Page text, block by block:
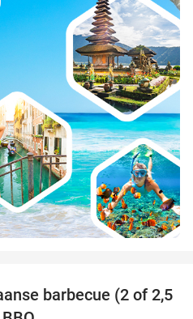
30%
barbecue (2 of 2,5